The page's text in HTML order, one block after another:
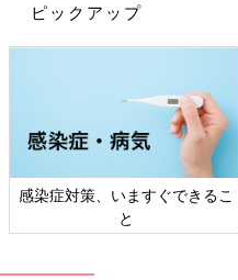
ピックアップ
感染症対策、いますぐできるこ
と